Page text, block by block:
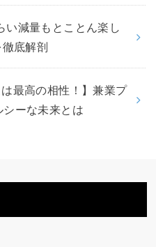
い減量もとことん楽し
底解剖
最高の相性！】兼業プ
シーな未来とは